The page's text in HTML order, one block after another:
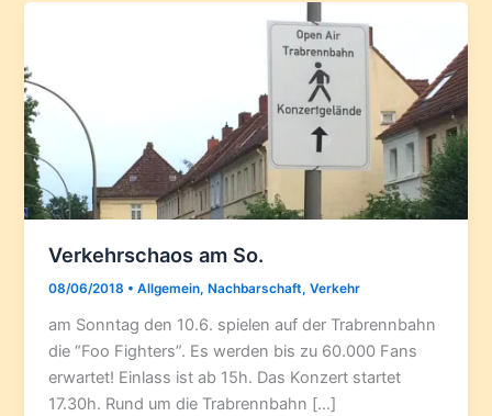
Verkehrschaos am So.
08/06/2018 •Allgemein, Nachbarschaft,Verkehr
am Sonntag den 10.6. spielen auf der Trabrennbahn
die “Foo Fighters”. Es werden bis zu 60.000 Fans
erwartet! Einlass ist ab 15h. Das Konzert startet
17.30h. Rund um die Trabrennbahn […]